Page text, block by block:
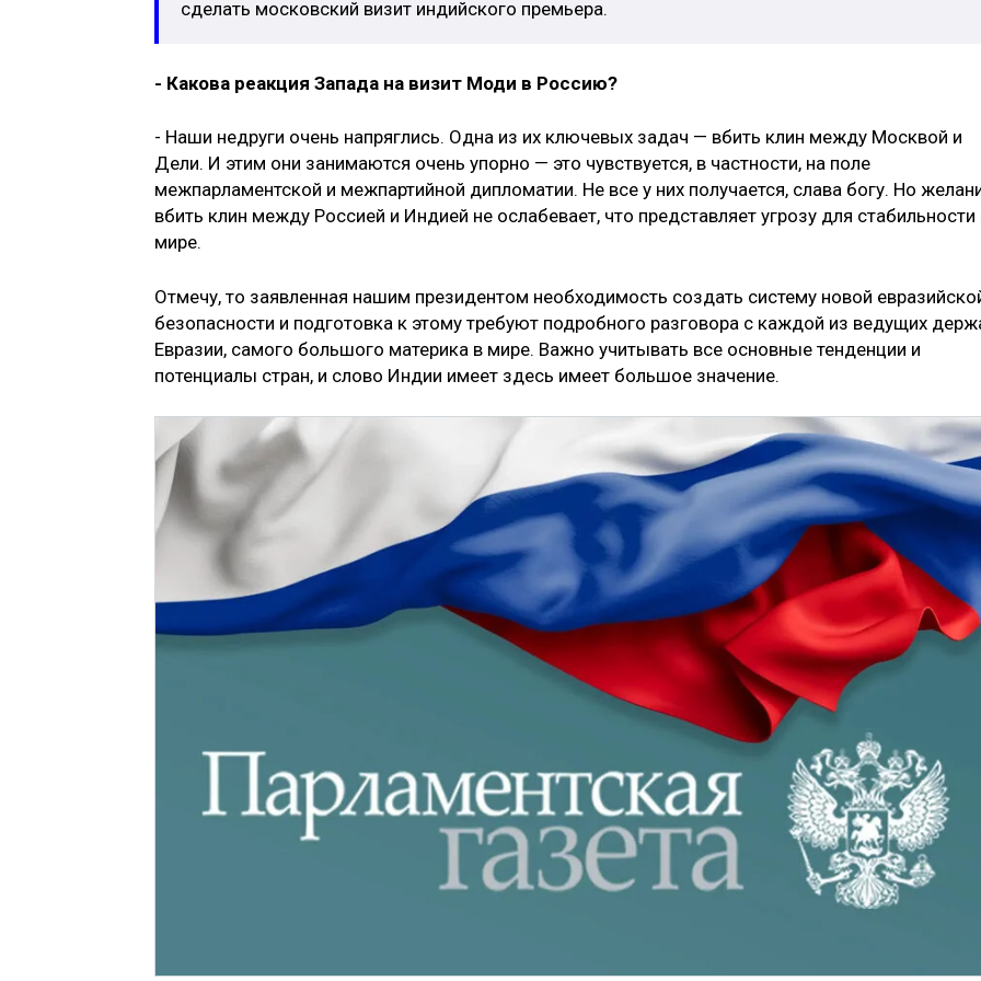
сделать московский визит индийского премьера.
- Какова реакция Запада на визит Моди в Россию?
- Наши недруги очень напряглись. Одна из их ключевых задач — вбить клин между Москвой и
Дели. И этим они занимаются очень упорно — это чувствуется, в частности, на поле
межпарламентской и межпартийной дипломатии. Не все у них получается, слава богу. Но
вбить клин между Россией и Индией не ослабевает, что представляет угрозу для стабильности
мире.
Отмечу, то заявленная нашим президентом необходимость создать систему новой
безопасности и подготовка к этому требуют подробного разговора с каждой из ведущих
Евразии, самого большого материка в мире. Важно учитывать все основные тенденции и
потенциалы стран, и слово Индии имеет здесь имеет большое значение.